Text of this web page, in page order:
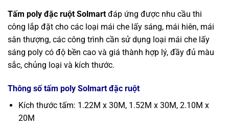
Tấm poly đặc ruột Solmart đáp ứng được nhu cầu thi
công lắp đặt cho các loại mái che lấy sáng, mái hiên, mái
sân thượng, các công trình cần sử dụng loại mái che lấy
sáng poly có độ bền cao và giá thành hợp lý, đầy đủ màu
sắc, chủng loại và kích thước.
Thông số tấm poly Solmart đặc ruột
Kích thước tấm: 1.22M x 30M, 1.52M x 30M, 2.10M x
20M